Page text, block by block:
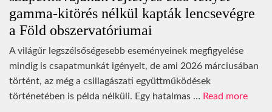
gamma-kitörés nélkül kapták lencsevégre
a Föld obszervatóriumai
A világűr legszélsőségesebb eseményeinek megfigyelése
mindig is csapatmunkát igényelt, de ami 2026 márciusában
történt, az még a csillagászati együttműködések
történetében is példa nélküli. Egy hatalmas … Read more